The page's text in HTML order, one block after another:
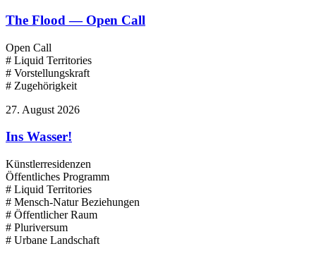
The Flood — Open Call
Open Call
# Liquid Territories
# Vorstellungskraft
# Zugehörigkeit
27. August 2026
Ins Wasser!
Künstlerresidenzen
Öffentliches Programm
# Liquid Territories
# Mensch-Natur Beziehungen
# Öffentlicher Raum
# Pluriversum
# Urbane Landschaft